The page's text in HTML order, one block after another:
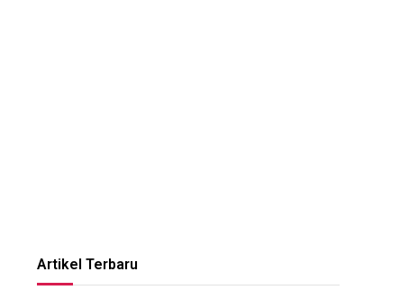
Artikel Terbaru